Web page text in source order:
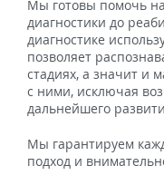
Мы готовы помочь
диагностики до
диагностике
позволяет
стадиях, а значит и
с ними, исключая
дальнейшего
Мы гарантируем
подход и